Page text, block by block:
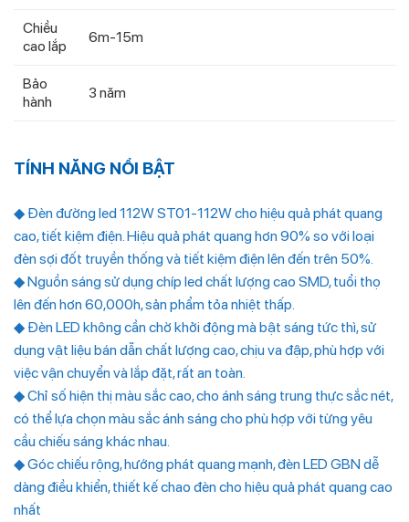
Chiều
cao lắp
6m-15m
Bảo
hành
3 năm
TÍNH NĂNG NỔI BẬT
◆ Đèn đường led 112W ST01-112W cho hiệu quả phát quang
cao, tiết kiệm điện. Hiệu quả phát quang hơn 90% so với loại
đèn sợi đốt truyền thống và tiết kiệm điện lên đến trên 50%.
◆ Nguồn sáng sử dụng chíp led chất lượng cao SMD, tuổi thọ
lên đến hơn 60,000h, sản phẩm tỏa nhiệt thấp.
◆ Đèn LED không cần chờ khởi động mà bật sáng tức thì, sử
dụng vật liệu bán dẫn chất lượng cao, chịu va đập, phù hợp với
việc vận chuyển và lắp đặt, rất an toàn.
◆ Chỉ số hiện thị màu sắc cao, cho ánh sáng trung thực sắc nét,
có thể lựa chọn màu sắc ánh sáng cho phù hợp với từng yêu
cầu chiếu sáng khác nhau.
◆ Góc chiếu rộng, hướng phát quang mạnh, đèn LED GBN dễ
dàng điều khiển, thiết kế chao đèn cho hiệu quả phát quang cao
nhất